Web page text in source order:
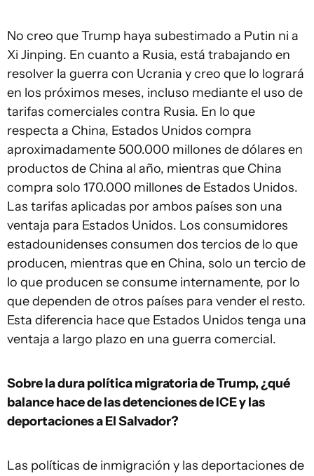
No creo que Trump haya subestimado a Putin ni a
Xi Jinping. En cuanto a Rusia, está trabajando en
resolver la guerra con Ucrania y creo que lo logrará
en los próximos meses, incluso mediante el uso de
tarifas comerciales contra Rusia. En lo que
respecta a China, Estados Unidos compra
aproximadamente 500.000 millones de dólares en
productos de China al año, mientras que China
compra solo 170.000 millones de Estados Unidos.
Las tarifas aplicadas por ambos países son una
ventaja para Estados Unidos. Los consumidores
estadounidenses consumen dos tercios de lo que
producen, mientras que en China, solo un tercio de
lo que producen se consume internamente, por lo
que dependen de otros países para vender el resto.
Esta diferencia hace que Estados Unidos tenga una
ventaja a largo plazo en una guerra comercial.
Sobre la dura política migratoria de Trump, ¿qué
balance hace de las detenciones de ICE y las
deportaciones a El Salvador?
Las políticas de inmigración y las deportaciones de